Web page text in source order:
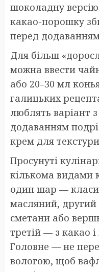
шоколадну
какао-порошку
перед
Для більш
можна ввести
або 20–30 мл
галицьких
люблять варіант
додаванням
крем для
Просунуті
кількома видами
один шар —
масляний,
сметани або
третій — з какао
Головне — не
вологою, щоб